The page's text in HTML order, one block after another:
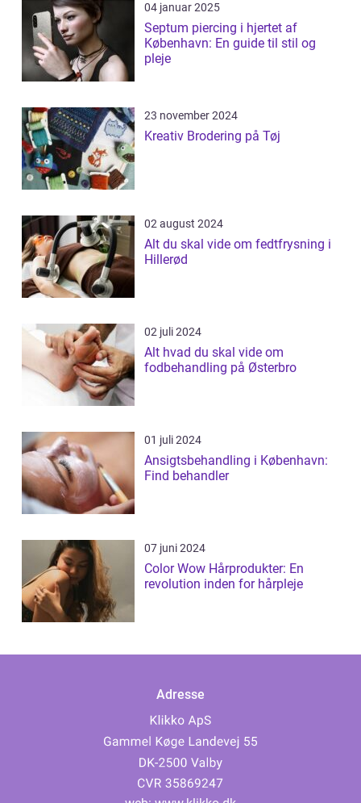
04 januar 2025
Septum piercing i hjertet af
København: En guide til stil og
pleje
23 november 2024
Kreativ Brodering på Tøj
02 august 2024
Alt du skal vide om fedtfrysning i
Hillerød
02 juli 2024
Alt hvad du skal vide om
fodbehandling på Østerbro
01 juli 2024
Ansigtsbehandling i København:
Find behandler
07 juni 2024
Color Wow Hårprodukter: En
revolution inden for hårpleje
Adresse